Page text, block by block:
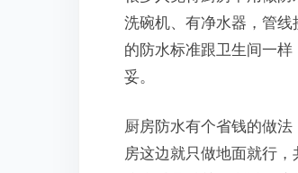
洗碗机、有净水器，管
的防水标准跟卫生间一
妥。
厨房防水有个省钱的做
房这边就只做地面就行